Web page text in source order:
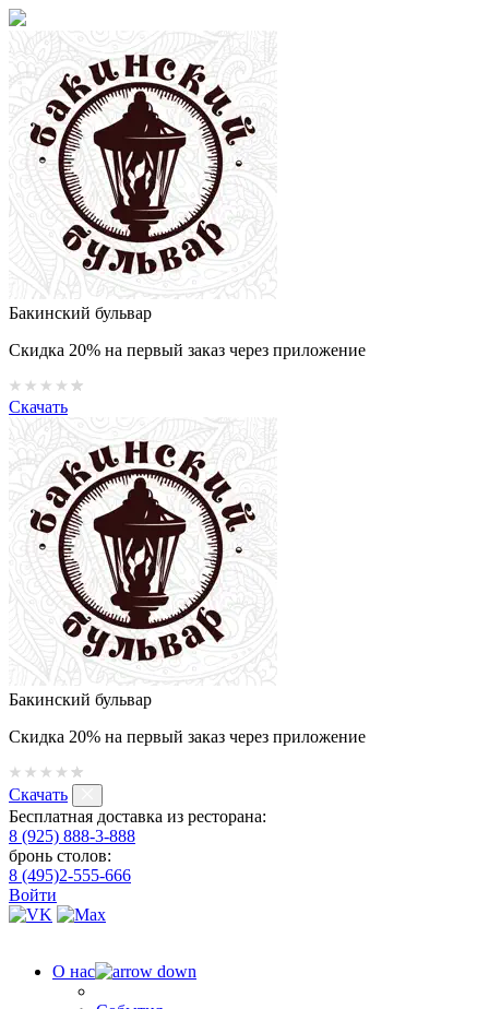
Бакинский бульвар
Скидка 20% на первый заказ через приложение
Скачать
Бакинский бульвар
Скидка 20% на первый заказ через приложение
Скачать
Бесплатная доставка из ресторана:
8 (925) 888-3-888
бронь столов:
8 (495)2-555-666
Войти
О нас